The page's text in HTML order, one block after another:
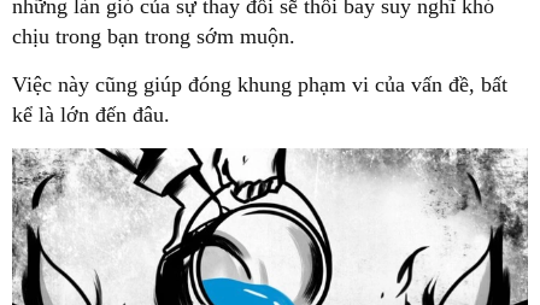
những làn gió của sự thay đổi sẽ thổi bay suy nghĩ khó
chịu trong bạn trong sớm muộn.
Việc này cũng giúp đóng khung phạm vi của vấn đề, bất
kể là lớn đến đâu.